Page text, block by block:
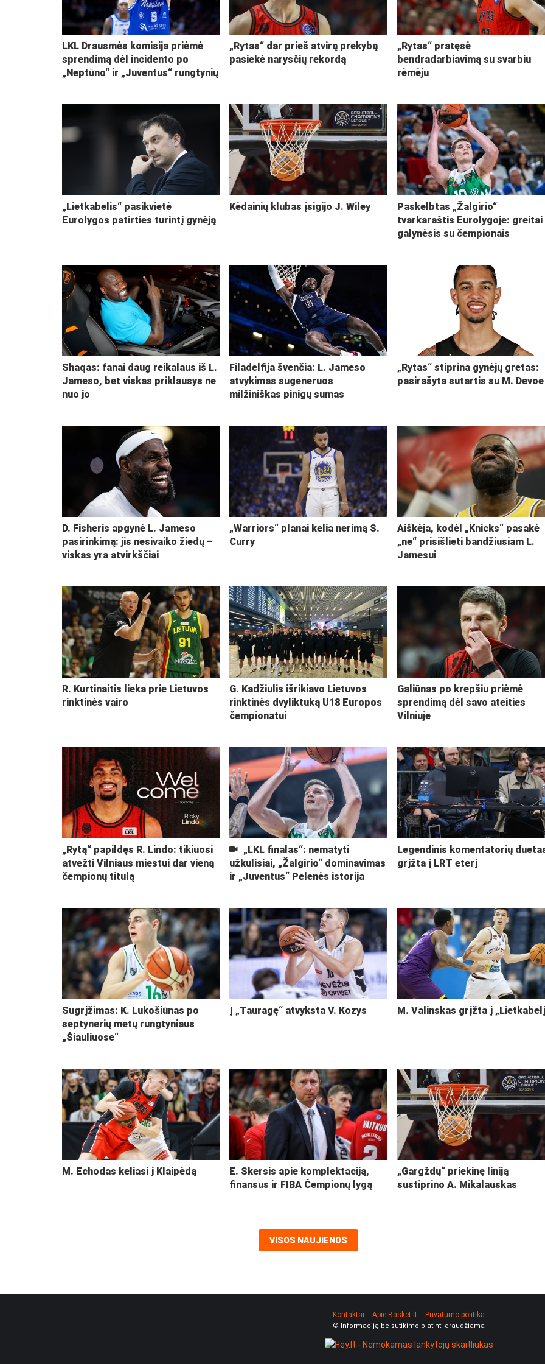
LKL Drausmės komisija priėmė
sprendimą dėl incidento po
„Neptūno“ ir „Juventus“ rungtynių
„Rytas“ dar prieš atvirą prekybą
pasiekė narysčių rekordą
„Rytas“ pratęsė
bendradarbiavimą su svarbiu
rėmėju
„Lietkabelis“ pasikvietė
Eurolygos patirties turintį gynėją
Kėdainių klubas įsigijo J. Wiley
Paskelbtas „Žalgirio“
tvarkaraštis Eurolygoje: greitai
galynėsis su čempionais
Shaqas: fanai daug reikalaus iš L.
Jameso, bet viskas priklausys ne
nuo jo
Filadelfija švenčia: L. Jameso
atvykimas sugeneruos
milžiniškas pinigų sumas
„Rytas“ stiprina gynėjų gretas:
pasirašyta sutartis su M. Devoe
D. Fisheris apgynė L. Jameso
pasirinkimą: jis nesivaiko žiedų –
viskas yra atvirkščiai
„Warriors“ planai kelia nerimą S.
Curry
Aiškėja, kodėl „Knicks“ pasakė
„ne“ prisišlieti bandžiusiam L.
Jamesui
R. Kurtinaitis lieka prie Lietuvos
rinktinės vairo
G. Kadžiulis išrikiavo Lietuvos
rinktinės dvyliktuką U18 Europos
čempionatui
Galiūnas po krepšiu priėmė
sprendimą dėl savo ateities
Vilniuje
„Rytą“ papildęs R. Lindo: tikiuosi
atvežti Vilniaus miestui dar vieną
čempionų titulą
„LKL finalas“: nematyti
užkulisiai, „Žalgirio“ dominavimas
ir „Juventus“ Pelenės istorija
Legendinis komentatorių
grįžta į LRT eterį
Sugrįžimas: K. Lukošiūnas po
septynerių metų rungtyniaus
„Šiauliuose“
Į „Tauragę“ atvyksta V. Kozys M. Valinskas grįžta į
M. Echodas keliasi į Klaipėdą
E. Skersis apie komplektaciją,
finansus ir FIBA Čempionų lygą
„Gargždų“ priekinę liniją
sustiprino A. Mikalauskas
VISOS NAUJIENOS
Kontaktai Apie Basket.lt Privatumo politika
© Informaciją be sutikimo platinti draudžiama